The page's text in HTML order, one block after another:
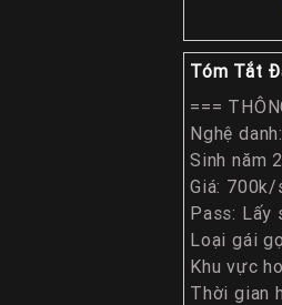
Tóm Tắt
===
Nghệ
Sinh năm
Giá: 700k/
Pass: Lấy
Loại gái
Khu vực
Thời gian